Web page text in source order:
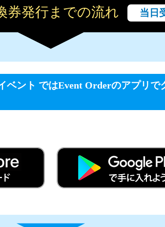
券発行までの流れ 当日
ント ではEvent Orderのアプリで